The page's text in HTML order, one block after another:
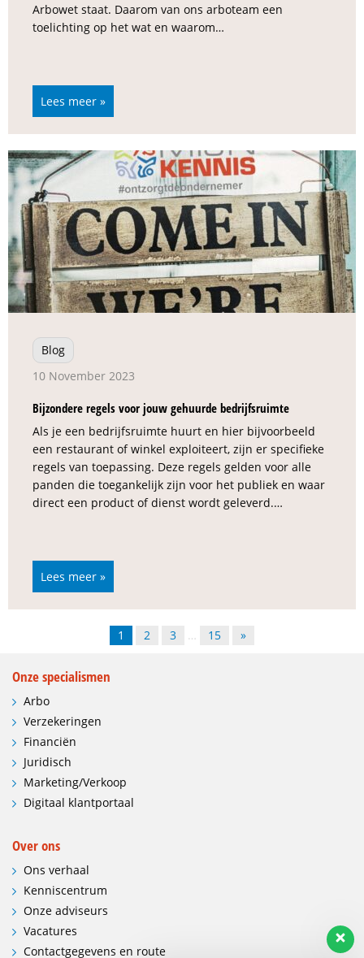
Arbowet staat. Daarom van ons arboteam een
toelichting op het wat en waarom…
Lees meer »
Blog
10 November 2023
Bijzondere regels voor jouw gehuurde bedrijfsruimte
Als je een bedrijfsruimte huurt en hier bijvoorbeeld
een restaurant of winkel exploiteert, zijn er specifieke
regels van toepassing. Deze regels gelden voor alle
panden die toegankelijk zijn voor het publiek en waar
direct een product of dienst wordt geleverd.…
Lees meer »
1 2 3 … 15 »
Onze specialismen
Arbo
Verzekeringen
Financiën
Juridisch
Marketing/Verkoop
Digitaal klantportaal
Over ons
Ons verhaal
Kenniscentrum
Onze adviseurs
Vacatures
Contactgegevens en route